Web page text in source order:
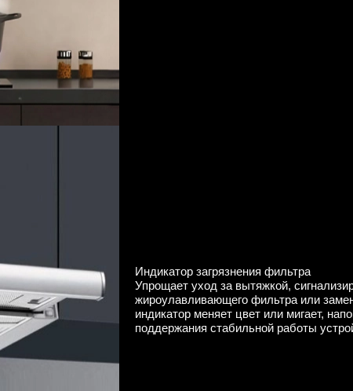
Индикатор загрязнения фильтра
Упрощает уход за вытяжкой,
жироулавливающего фильтра или
индикатор меняет цвет или мигает,
поддержания стабильной работы